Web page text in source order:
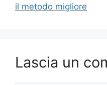
il metodo migliore
Lascia un